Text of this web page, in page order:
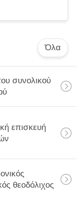
Όλα
συνολικού
επισκευή
θεοδόλιχος